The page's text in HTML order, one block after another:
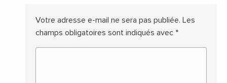
Votre adresse e-mail ne sera pas publiée. Les
champs obligatoires sont indiqués avec *